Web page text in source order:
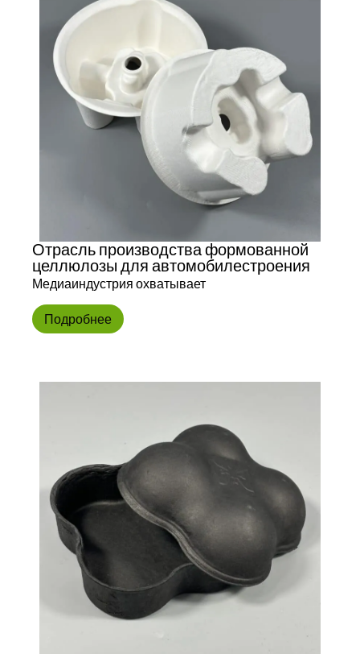
Отрасль производства формованной
целлюлозы для автомобилестроения
Медиаиндустрия охватывает
Подробнее